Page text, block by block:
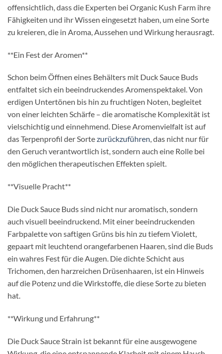
offensichtlich, dass die Experten bei Organic Kush Farm ihre
Fähigkeiten und ihr Wissen eingesetzt haben, um eine Sorte
zu kreieren, die in Aroma, Aussehen und Wirkung herausragt.
**Ein Fest der Aromen**
Schon beim Öffnen eines Behälters mit Duck Sauce Buds
entfaltet sich ein beeindruckendes Aromenspektakel. Von
erdigen Untertönen bis hin zu fruchtigen Noten, begleitet
von einer leichten Schärfe – die aromatische Komplexität ist
vielschichtig und einnehmend. Diese Aromenvielfalt ist auf
das Terpenprofil der Sortezurückzuführen, das nicht nur für
den Geruch verantwortlich ist, sondern auch eine Rolle bei
den möglichen therapeutischen Effekten spielt.
**Visuelle Pracht**
Die Duck Sauce Buds sind nicht nur aromatisch, sondern
auch visuell beeindruckend. Mit einer beeindruckenden
Farbpalette von saftigen Grüns bis hin zu tiefem Violett,
gepaart mit leuchtend orangefarbenen Haaren, sind die Buds
ein wahres Fest für die Augen. Die dichte Schicht aus
Trichomen, den harzreichen Drüsenhaaren, ist ein Hinweis
auf die Potenz und die Wirkstoffe, die diese Sorte zu bieten
hat.
**Wirkung und Erfahrung**
Die Duck Sauce Strain ist bekannt für eine ausgewogene